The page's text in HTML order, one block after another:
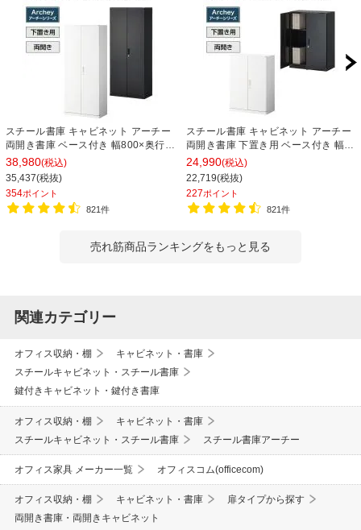
スチール書庫 キャビネット アーチー
両開き書庫 ベース付き 幅800×奥行
400×高さ1850mm
38,980(税込)
35,437(税抜)
354ポイント
821件
スチール書庫 キャビネット アーチー
両開き書庫 下置き用 ベース付き 幅
800×奥行400×高さ1100mm
24,990(税込)
22,719(税抜)
227ポイント
821件
売れ筋商品ランキングをもっと見る
関連カテゴリー
オフィス収納・棚
キャビネット・書庫
スチールキャビネット・スチール書庫
鍵付きキャビネット・鍵付き書庫
オフィス収納・棚
キャビネット・書庫
スチールキャビネット・スチール書庫
スチール書庫アーチー
オフィス家具 メーカー一覧 オフィスコム(officecom)
オフィス収納・棚 キャビネット・書庫
扉タイプから探す
両開き書庫・両開きキャビネット